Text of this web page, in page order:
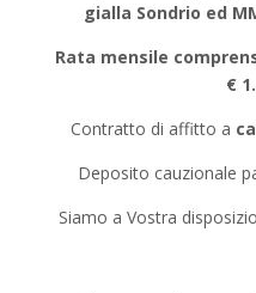
gialla Sondrio ed
Rata mensile
€
Contratto di affitto a
Deposito cauzionale
Siamo a Vostra